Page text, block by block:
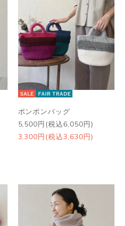
ポンポンバッグ
5,500円(税込6,050円)
3,300円(税込3,630円)